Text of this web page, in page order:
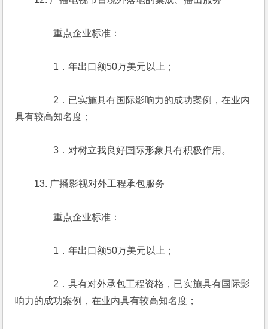
重点企业标准：
1．年出口额50万美元以上；
2．已实施具有国际影响力的成功案例，在业内
具有较高知名度；
3．对树立我良好国际形象具有积极作用。
13. 广播影视对外工程承包服务
重点企业标准：
1．年出口额50万美元以上；
2．具有对外承包工程资格，已实施具有国际影
响力的成功案例，在业内具有较高知名度；